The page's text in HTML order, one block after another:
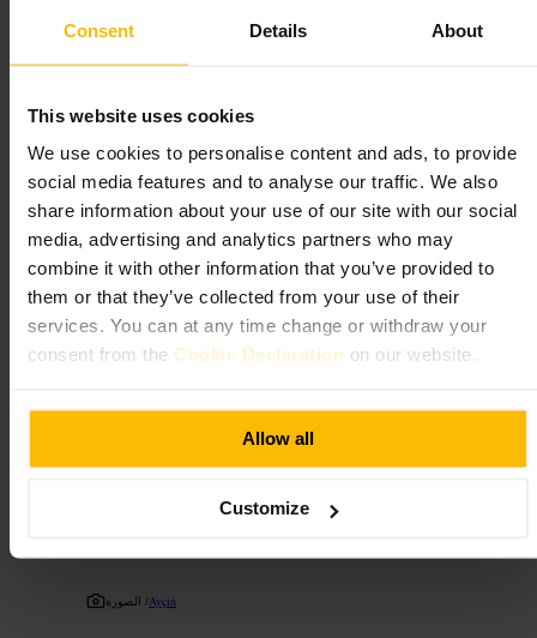
Consent Details About
This website uses cookies
We use cookies to personalise content and ads, to provide
social media features and to analyse our traffic. We also
share information about your use of our site with our social
media, advertising and analytics partners who may
combine it with other information that you’ve provided to
them or that they’ve collected from your use of their
services. You can at any time change or withdraw your
consent from the Cookie Declaration on our website.
Allow all
Customize
ما الذي تتوقعه
جلوس مريح داخل المقهى. الخدمة مباشرة وغير معقّدة، الأجواء غير
خطط لزيارتك
ابدأ يومك بكوب قهوة سريع قبل التجول في الحي، أو تعال بعد الظهر
للاجتماع مع صديق. إذا أردت عملًا قصيرًا، اختر طاولة قرب النوافذ
للإنترنت والضوء الطبيعي. ارتدِ حذاء مريح لو كنت ستكمل المشي بعد
القهوة.
https://www.instagram.com/recantobrazil/
79a تالبوت ستريت، نورث سيتي، دبلن 1، D01 W9W2، أيرلندا
﷼﷼
الصورة /Ayçin